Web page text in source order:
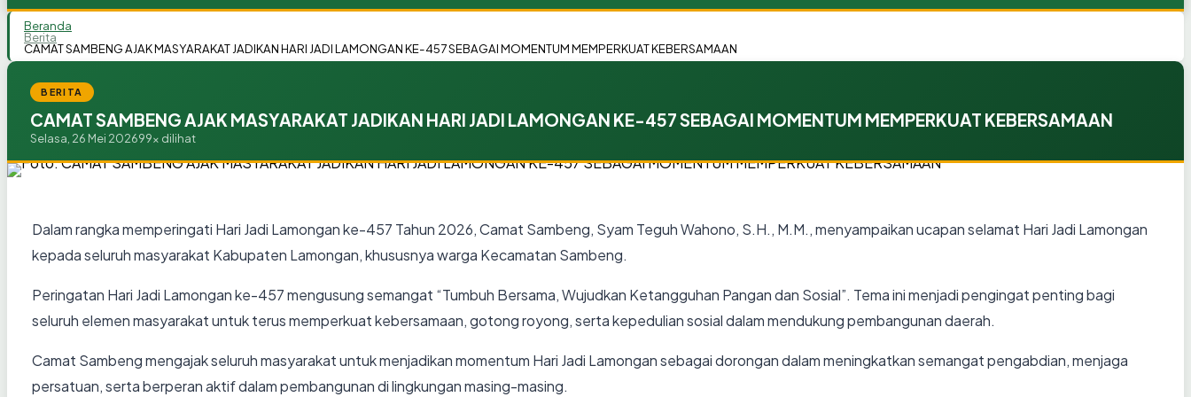
Beranda
Berita
CAMAT SAMBENG AJAK MASYARAKAT JADIKAN HARI JADI LAMONGAN KE-457 SEBAGAI MOMENTUM MEMPERKUAT KEBERSAMAAN
BERITA
CAMAT SAMBENG AJAK MASYARAKAT JADIKAN HARI JADI LAMONGAN KE-457 SEBAGAI MOMENTUM MEMPERKUAT KEBERSAMAAN
Selasa, 26 Mei 202699x dilihat
Dalam rangka memperingati Hari Jadi Lamongan ke-457 Tahun 2026, Camat Sambeng, Syam Teguh Wahono, S.H., M.M., menyampaikan ucapan selamat Hari Jadi Lamongan
kepada seluruh masyarakat Kabupaten Lamongan, khususnya warga Kecamatan Sambeng.
Peringatan Hari Jadi Lamongan ke-457 mengusung semangat “Tumbuh Bersama, Wujudkan Ketangguhan Pangan dan Sosial”. Tema ini menjadi pengingat penting bagi
seluruh elemen masyarakat untuk terus memperkuat kebersamaan, gotong royong, serta kepedulian sosial dalam mendukung pembangunan daerah.
Camat Sambeng mengajak seluruh masyarakat untuk menjadikan momentum Hari Jadi Lamongan sebagai dorongan dalam meningkatkan semangat pengabdian, menjaga
persatuan, serta berperan aktif dalam pembangunan di lingkungan masing-masing.